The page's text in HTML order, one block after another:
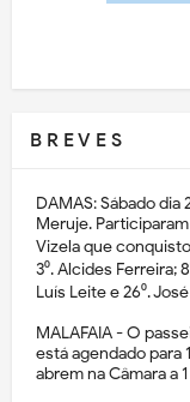
B R E V E S
DAMAS: Sábado
Meruje.
Vizela que
3⁰. Alcides Ferreira;
Luís Leite e 26⁰.
MALAFAIA - O
está agendado para
abrem na Câmara a